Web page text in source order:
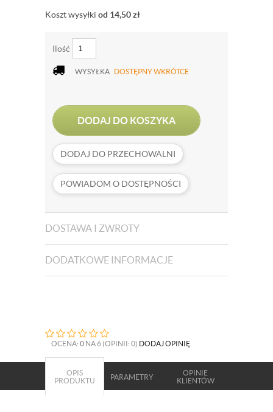
Koszt wysyłki od 14,50zł
Ilość
WYSYŁKA DOSTĘPNY WKRÓTCE
DODAJ DO KOSZYKA
DODAJ DO PRZECHOWALNI
POWIADOM O DOSTĘPNOŚCI
DOSTAWA I ZWROTY
DODATKOWE INFORMACJE
OCENA: 0 NA 6 (OPINII: 0) DODAJ OPINIĘ
OPIS
PRODUKTU
PARAMETRY
OPINIE
KLIENTÓW